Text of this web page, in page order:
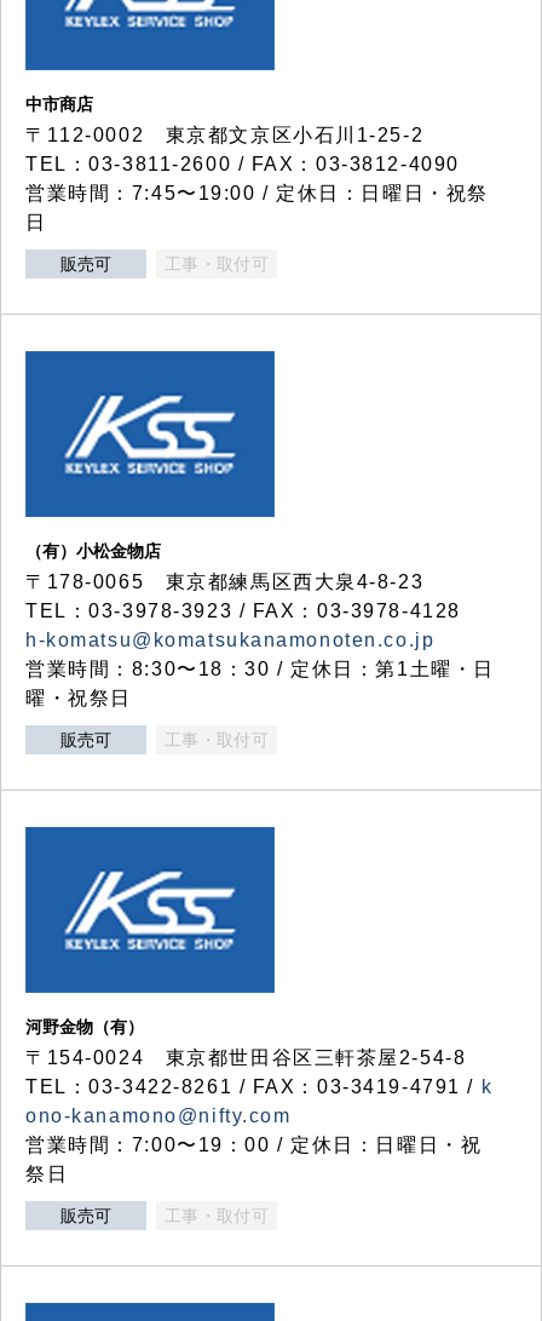
中市商店
〒112-0002 東京都文京区小石川1-25-2
TEL：03-3811-2600 / FAX：03-3812-4090
営業時間：7:45〜19:00 / 定休日：日曜日・祝祭
日
販売可 工事・取付可
（有）小松金物店
〒178-0065 東京都練馬区西大泉4-8-23
TEL：03-3978-3923 / FAX：03-3978-4128
h-komatsu@komatsukanamonoten.co.jp
営業時間：8:30〜18：30 / 定休日：第1土曜・日
曜・祝祭日
販売可 工事・取付可
河野金物（有）
〒154-0024 東京都世田谷区三軒茶屋2-54-8
TEL：03-3422-8261 / FAX：03-3419-4791 / k
ono-kanamono@nifty.com
営業時間：7:00〜19：00 / 定休日：日曜日・祝
祭日
販売可 工事・取付可